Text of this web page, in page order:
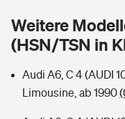
Hochwasser-Check:
Sie haben Fragen?
Private
Zur Übersicht
Rentenrechner: Wie
Weitere
(HSN/TSN in
Audi A6, C 4 (AUDI
Limousine, ab 1990